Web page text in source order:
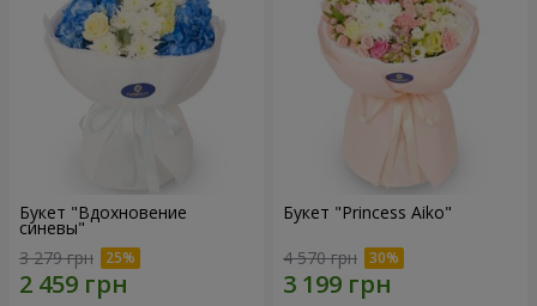
Букет "Вдохновение
синевы"
3 279 грн
Букет "Princess Aiko"
4 570 грн